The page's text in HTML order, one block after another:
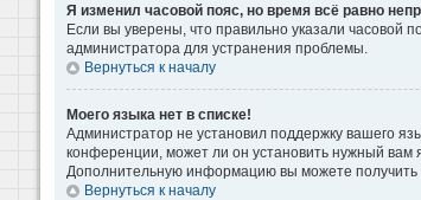
Я изменил часовой пояс, но время всё равно
Если вы уверены, что правильно указали часовой
администратора для устранения проблемы.
Вернуться к началу
Моего языка нет в списке!
Администратор не установил поддержку вашего
конференции, может ли он установить нужный вам
Дополнительную информацию вы можете получить
Вернуться к началу